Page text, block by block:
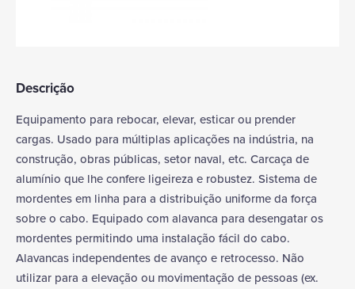
Descrição
Equipamento para rebocar, elevar, esticar ou prender
cargas. Usado para múltiplas aplicações na indústria, na
construção, obras públicas, setor naval, etc. Carcaça de
alumínio que lhe confere ligeireza e robustez. Sistema de
mordentes em linha para a distribuição uniforme da força
sobre o cabo. Equipado com alavanca para desengatar os
mordentes permitindo uma instalação fácil do cabo.
Alavancas independentes de avanço e retrocesso. Não
utilizar para a elevação ou movimentação de pessoas (ex.